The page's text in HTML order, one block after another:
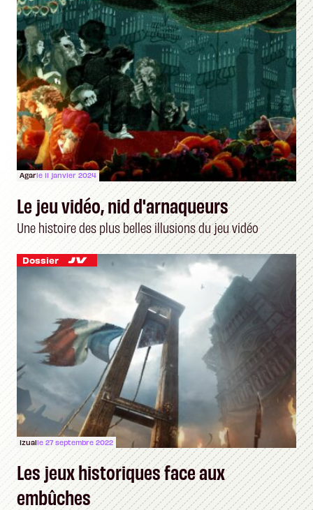
Agarle 11 janvier 2024
Le jeu vidéo, nid d'arnaqueurs
Une histoire des plus belles illusions du jeu vidéo
Dossier
Izualle 27 septembre 2022
Les jeux historiques face aux
embûches